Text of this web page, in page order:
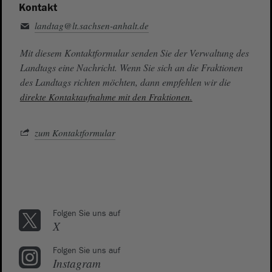
Kontakt
landtag@lt.sachsen-anhalt.de
Mit diesem Kontaktformular senden Sie der Verwaltung des
Landtags eine Nachricht. Wenn Sie sich an die Fraktionen
des Landtags richten möchten, dann empfehlen wir die
direkte Kontaktaufnahme mit den Fraktionen.
zum Kontaktformular
Folgen Sie uns auf
X
Folgen Sie uns auf
Instagram